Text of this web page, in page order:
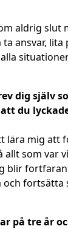
aldrig
ansvar,
dig själv
du
lära mig
som var
blir
tre år